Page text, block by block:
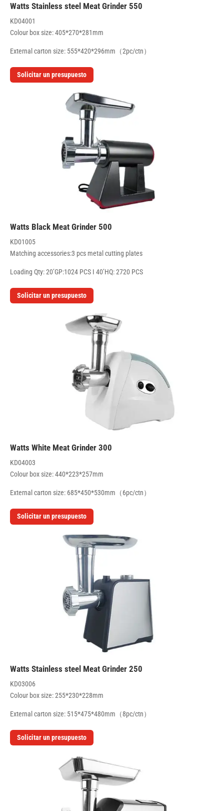
550 Watts Stainless steel Meat Grinder
KD04001
Colour box size: 405*270*281mm
External carton size: 555*420*296mm（2pc/ctn）
Solicitar un presupuesto
500 Watts Black Meat Grinder
KD01005
Matching accessories:3 pcs metal cutting plates
Loading Qty: 20’GP:1024 PCS I 40’HQ: 2720 PCS
Solicitar un presupuesto
300 Watts White Meat Grinder
KD04003
Colour box size: 440*223*257mm
External carton size: 685*450*530mm（6pc/ctn）
Solicitar un presupuesto
250 Watts Stainless steel Meat Grinder
KD03006
Colour box size: 255*230*228mm
External carton size: 515*475*480mm（8pc/ctn）
Solicitar un presupuesto